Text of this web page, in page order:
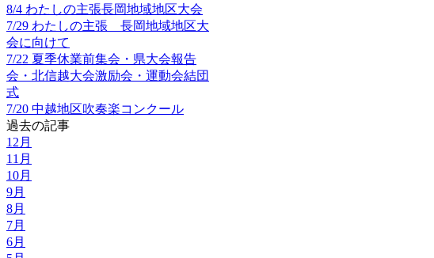
8/4 わたしの主張長岡地域地区大会
7/29 わたしの主張 長岡地域地区大
会に向けて
7/22 夏季休業前集会・県大会報告
会・北信越大会激励会・運動会結団
式
7/20 中越地区吹奏楽コンクール
過去の記事
12月
11月
10月
9月
8月
7月
6月